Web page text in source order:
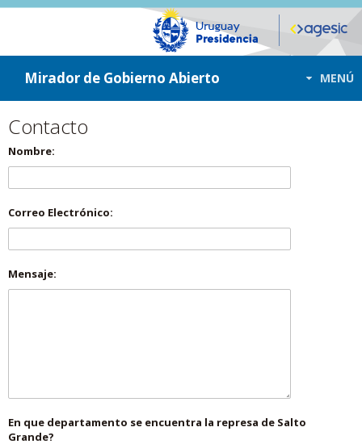
ir a contenido
ir al menú
Mirador de Gobierno Abierto MENÚ
Contacto
Nombre:
Correo Electrónico:
Mensaje:
En que departamento se encuentra la represa de Salto
Grande?